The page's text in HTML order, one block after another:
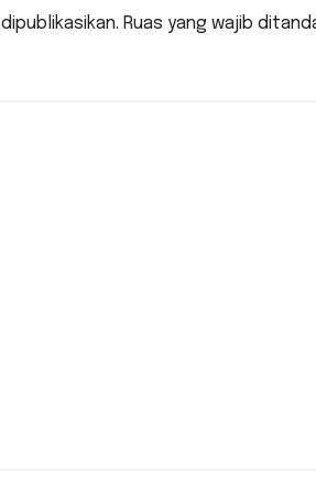
Ruas yang wajib